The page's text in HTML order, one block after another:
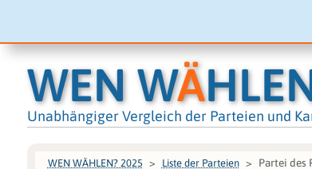
WEN WÄ
Unabhängiger Vergleich der Parteien und
WEN WÄHLEN? 2025 Liste der Parteien Partei des